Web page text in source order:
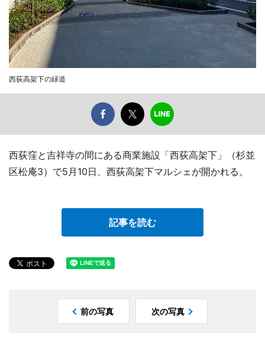
西荻高架下の緑道
西荻窪と吉祥寺の間にある商業施設「西荻高架下」（杉並
区松庵3）で5月10日、西荻高架下マルシェが開かれる。
記事を読む
前の写真 次の写真